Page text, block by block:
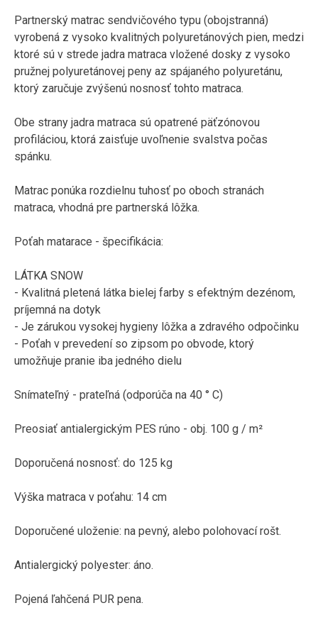
Partnerský matrac sendvičového typu (obojstranná)
vyrobená z vysoko kvalitných polyuretánových pien, medzi
ktoré sú v strede jadra matraca vložené dosky z vysoko
pružnej polyuretánovej peny az spájaného polyuretánu,
ktorý zaručuje zvýšenú nosnosť tohto matraca.
Obe strany jadra matraca sú opatrené päťzónovou
profiláciou, ktorá zaisťuje uvoľnenie svalstva počas
spánku.
Matrac ponúka rozdielnu tuhosť po oboch stranách
matraca, vhodná pre partnerská lôžka.
Poťah matarace - špecifikácia:
LÁTKA SNOW
- Kvalitná pletená látka bielej farby s efektným dezénom,
príjemná na dotyk
- Je zárukou vysokej hygieny lôžka a zdravého odpočinku
- Poťah v prevedení so zipsom po obvode, ktorý
umožňuje pranie iba jedného dielu
Snímateľný - prateľná (odporúča na 40 ° C)
Preosiať antialergickým PES rúno - obj. 100 g / m²
Doporučená nosnosť: do 125 kg
Výška matraca v poťahu: 14 cm
Doporučené uloženie: na pevný, alebo polohovací rošt.
Antialergický polyester: áno.
Pojená ľahčená PUR pena.